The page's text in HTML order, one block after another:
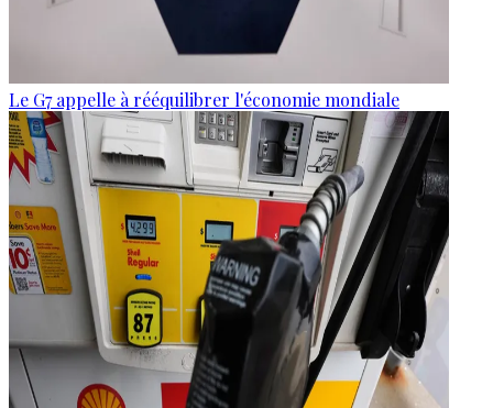
Le G7 appelle à rééquilibrer l'économie mondiale